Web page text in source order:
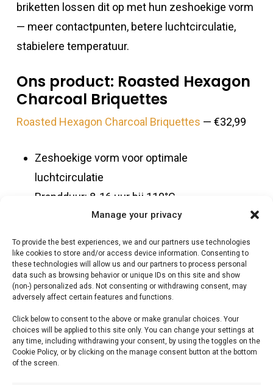
Manage your privacy
To provide the best experiences, we and our partners use technologies
like cookies to store and/or access device information. Consenting to
these technologies will allow us and our partners to process personal
data such as browsing behavior or unique IDs on this site and show
(non-) personalized ads. Not consenting or withdrawing consent, may
adversely affect certain features and functions.
Click below to consent to the above or make granular choices. Your
choices will be applied to this site only. You can change your settings at
any time, including withdrawing your consent, by using the toggles on the
Cookie Policy, or by clicking on the manage consent button at the bottom
of the screen.
briketten lossen dit op met hun zeshoekige vorm
— meer contactpunten, betere luchtcirculatie,
stabielere temperatuur.
Ons product: Roasted Hexagon
Charcoal Briquettes
Roasted Hexagon Charcoal Briquettes — €32,99
Zeshoekige vorm voor optimale
luchtcirculatie
Brandduur: 8-16 uur bij 110°C
100% natuurlijk houtskool, geen bindmiddelen
Getest op Saffire kamado’s
Minimale ash-productie
Alternatief: Greek Fire briketten
Greek Fire Briketten 3,5 kg— €13,99. Compactere
verpakking, 100% natuurlijk. Goed instapproduct
voor kortere cooks (4-6 uur).